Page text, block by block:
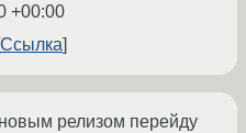
+00:00
Ссылка
релизом перейду